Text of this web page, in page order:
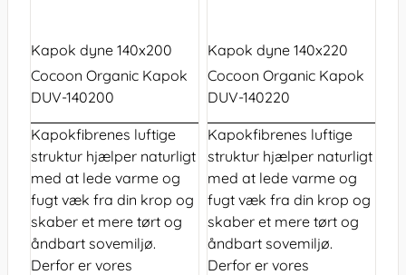
Kapok dyne 140x200
Cocoon Organic Kapok
DUV-140200
Kapokfibrenes luftige
struktur hjælper naturligt
med at lede varme og
fugt væk fra din krop og
skaber et mere tørt og
åndbart sovemiljø.
Derfor er vores
Kapok dyne 140x220
Cocoon Organic Kapok
DUV-140220
Kapokfibrenes luftige
struktur hjælper naturligt
med at lede varme og
fugt væk fra din krop og
skaber et mere tørt og
åndbart sovemiljø.
Derfor er vores